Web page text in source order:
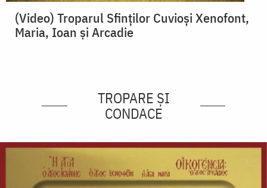
(Video) Troparul Sfinților Cuvioși Xenofont,
Maria, Ioan și Arcadie
TROPARE ȘI
CONDACE